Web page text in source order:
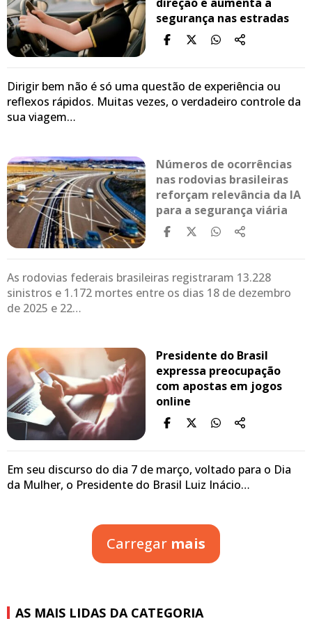
segurança nas estradas
Dirigir bem não é só uma questão de experiência ou
reflexos rápidos. Muitas vezes, o verdadeiro controle da
sua viagem…
Números de ocorrências
nas rodovias brasileiras
reforçam relevância da IA
para a segurança viária
As rodovias federais brasileiras registraram 13.228
sinistros e 1.172 mortes entre os dias 18 de dezembro
de 2025 e 22…
Presidente do Brasil
expressa preocupação
com apostas em jogos
online
Em seu discurso do dia 7 de março, voltado para o Dia
da Mulher, o Presidente do Brasil Luiz Inácio…
Carregar mais
AS MAIS LIDAS DA CATEGORIA